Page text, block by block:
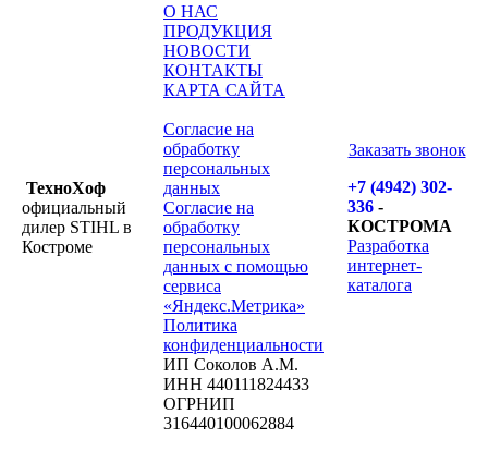
ТехноХоф
официальный
дилер STIHL в
Костроме
О НАС
ПРОДУКЦИЯ
НОВОСТИ
КОНТАКТЫ
КАРТА САЙТА
Согласие на
обработку
персональных
данных
Согласие на
обработку
персональных
данных с помощью
сервиса
«Яндекс.Метрика»
Политика
конфиденциальности
ИП Соколов А.М.
ИНН 440111824433
ОГРНИП
316440100062884
Заказать звонок
+7 (4942) 302-
336 -
КОСТРОМА
Разработка
интернет-
каталога